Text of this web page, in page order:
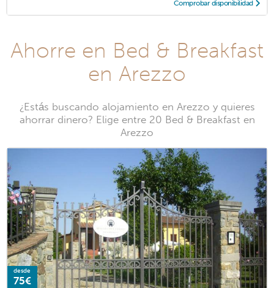
Comprobar disponibilidad
Ahorre en Bed & Breakfast
en Arezzo
¿Estás buscando alojamiento en Arezzo y quieres
ahorrar dinero? Elige entre 20 Bed & Breakfast en
Arezzo
desde
75€